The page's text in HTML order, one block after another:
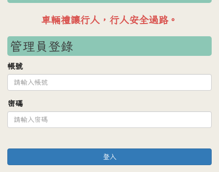
車輛禮讓行人，行人安全過路。
管理員登錄
帳號
密碼
登入